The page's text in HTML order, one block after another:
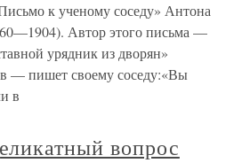
к ученому соседу» Антона
Автор этого письма —
урядник из дворян»
— пишет своему соседу:«Вы
в
вопрос